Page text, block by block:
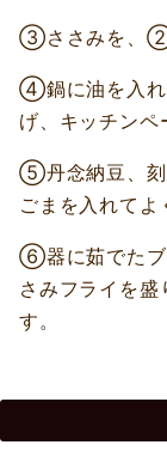
③ささみを、②
④鍋に油を入れ
げ、キッチンペ
⑤丹念納豆、刻
ごまを入れてよ
⑥器に茹でたブ
さみフライを
す。